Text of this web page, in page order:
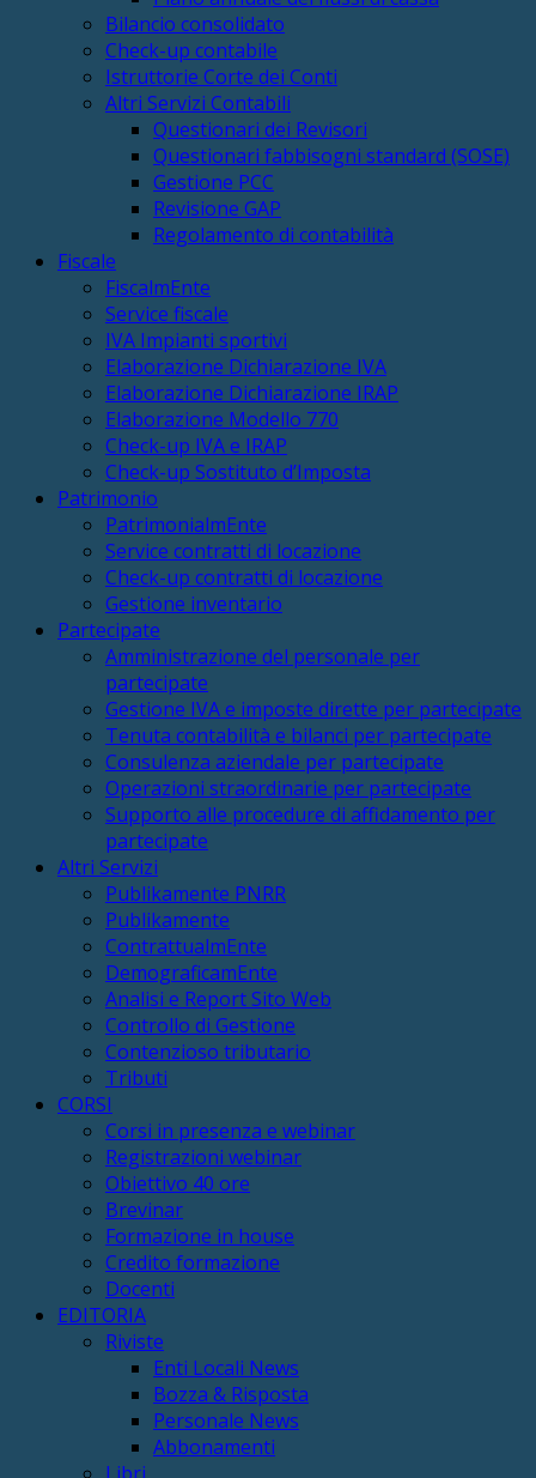
Bilancio consolidato
Check-up contabile
Istruttorie Corte dei Conti
Altri Servizi Contabili
Questionari dei Revisori
Questionari fabbisogni standard (SOSE)
Gestione PCC
Revisione GAP
Regolamento di contabilità
Fiscale
FiscalmEnte
Service fiscale
IVA Impianti sportivi
Elaborazione Dichiarazione IVA
Elaborazione Dichiarazione IRAP
Elaborazione Modello 770
Check-up IVA e IRAP
Check-up Sostituto d’Imposta
Patrimonio
PatrimonialmEnte
Service contratti di locazione
Check-up contratti di locazione
Gestione inventario
Partecipate
Amministrazione del personale per
partecipate
Gestione IVA e imposte dirette per partecipate
Tenuta contabilità e bilanci per partecipate
Consulenza aziendale per partecipate
Operazioni straordinarie per partecipate
Supporto alle procedure di affidamento per
partecipate
Altri Servizi
Publikamente PNRR
Publikamente
ContrattualmEnte
DemograficamEnte
Analisi e Report Sito Web
Controllo di Gestione
Contenzioso tributario
Tributi
CORSI
Corsi in presenza e webinar
Registrazioni webinar
Obiettivo 40 ore
Brevinar
Formazione in house
Credito formazione
Docenti
EDITORIA
Riviste
Enti Locali News
Bozza & Risposta
Personale News
Abbonamenti